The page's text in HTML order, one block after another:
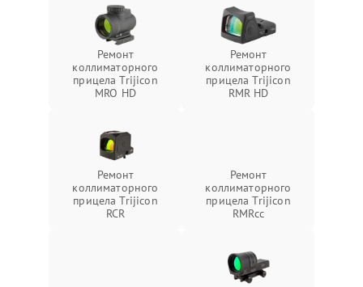
Ремонт
коллиматорного
прицела Trijicon
MRO HD
Ремонт
коллиматорного
прицела Trijicon
RMR HD
Ремонт
коллиматорного
прицела Trijicon
RCR
Ремонт
коллиматорного
прицела Trijicon
RMRcc